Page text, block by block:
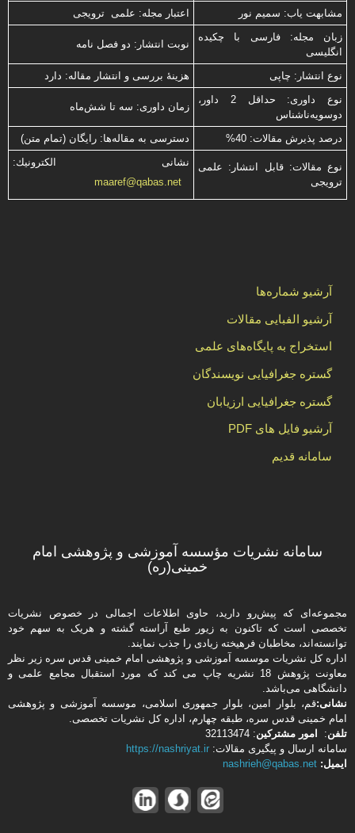
مشابهت ياب: سميم نور
اعتبار مجله: علمی ترویجی
زبان مجله: فارسی با چكیده
انگلیسی
نوبت انتشار: دو فصل نامه
نوع انتشار: چاپی
هزینۀ بررسی و انتشار مقاله: دارد
نوع داوری: حداقل 2 داور،
دوسویه‌ناشناس
زمان داوری: سه تا شش‌ماه
درصد پذیرش مقالات: 40% دسترسی به مقاله‌ها: رایگان (تمام متن)
نوع مقالات: قابل انتشار: علمی
ترویجی
نشانی الكترونیك:
maaref@qabas.net
آرشیو شماره‌ها
آرشیو الفبایی مقالات
استخراج به پایگاه‌های علمی
گستره جغرافیایی نویسندگان
گستره جغرافیایی ارزیابان
آرشیو فایل های PDF
سامانه قدیم
سامانه نشریات مؤسسه آموزشی و پژوهشی امام
خمینی(ره)
مجموعه‌ای که پیش‌رو دارید،‌ حاوی اطلاعات اجمالی در خصوص نشریات
تخصصی است که تاکنون به زیور طبع آراسته گشته و هریک به سهم خود
توانسته‌اند، مخاطبان فرهیخته‌ زیادی را جذب نمایند.
اداره كل نشریات موسسه آموزشی و پژوهشی امام خمینی قدس سره زیر نظر
معاونت پژوهش 18 نشریه چاپ می کند که مورد استقبال مجامع علمی و
دانشگاهی می‌باشد.
نشانی:قم، بلوار امین، بلوار جمهوری اسلامی، موسسه آموزشی و پژوهشی
امام خمینی قدس سره، طبقه چهارم، اداره كل نشریات تخصصی.
تلفن: امور مشتركین: 32113474
سامانه ارسال و پیگیری مقالات: https://nashriyat.ir
ایمیل: nashrieh@qabas.net